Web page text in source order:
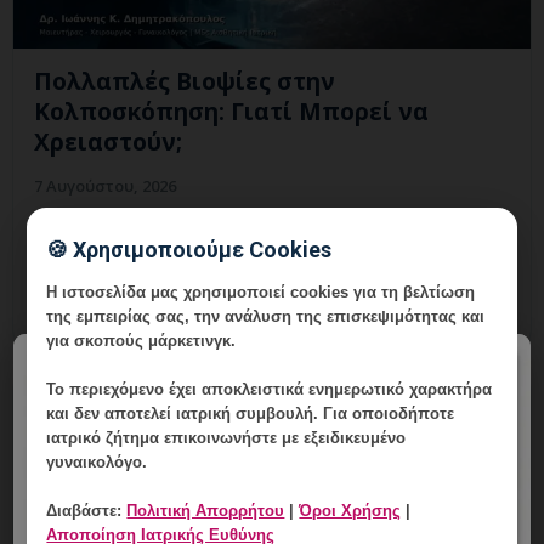
Πολλαπλές Βιοψίες στην
Κολποσκόπηση: Γιατί Μπορεί να
Χρειαστούν;
εξατομικευμένη γυναικολογική αξιολόγηση, σαφές
πλάνο παρακολούθησης και ραντεβού στη Vital
WomanHood Clinic Γλυφάδας.
🍪 Χρησιμοποιούμε Cookies
Η ιστοσελίδα μας χρησιμοποιεί cookies για τη βελτίωση
της εμπειρίας σας, την ανάλυση της επισκεψιμότητας και
για σκοπούς μάρκετινγκ.
Το περιεχόμενο έχειαποκλειστικά ενημερωτικό χαρακτήρα
και δεν αποτελεί ιατρική συμβουλή. Για οποιοδήποτε
ιατρικό ζήτημα επικοινωνήστε με εξειδικευμένο
γυναικολόγο.
Διαβάστε:Πολιτική Απορρήτου |Όροι Χρήσης |
Αποποίηση Ιατρικής Ευθύνης